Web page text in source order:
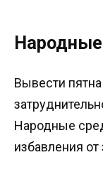
Вывести
Народные
избавления от